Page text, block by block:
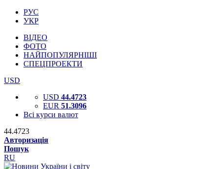
РУС
УКР
ВІДЕО
ФОТО
НАЙПОПУЛЯРНІШІ
СПЕЦПРОЕКТИ
USD
USD 44.4723
EUR 51.3096
Всі курси валют
44.4723
Авторизація
Пошук
RU